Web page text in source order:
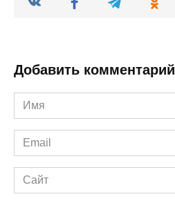
Добавить комментарий
Имя
*
Email
*
Сайт